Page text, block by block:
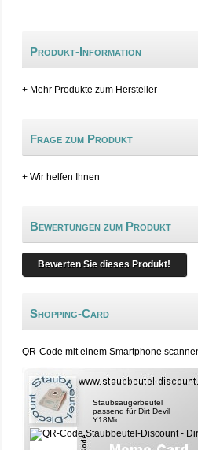
Produkt-Information
+ Mehr Produkte zum Hersteller
Frage zum Produkt
+ Wir helfen Ihnen
Bewertungen zum Produkt
Bewerten Sie dieses Produkt!
Shopping-Card
QR-Code mit einem Smartphone
Staubsaugerbeutel
passend für Dirt Devil
Y18Mic